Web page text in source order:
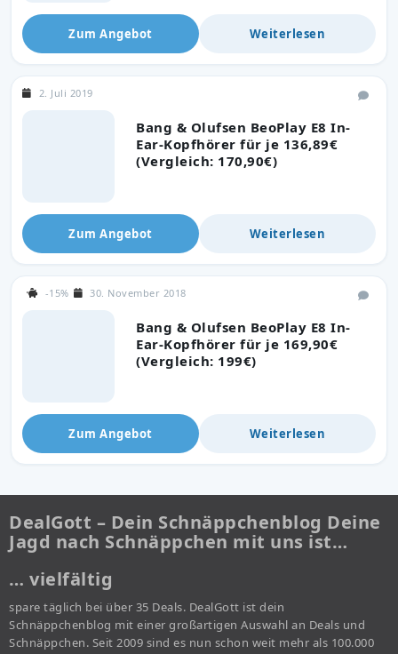
Zum Angebot Weiterlesen
Bang & Olufsen BeoPlay E8 In-
Ear-Kopfhörer für je 136,89€
(Vergleich: 170,90€)
2. Juli 2019
Zum Angebot Weiterlesen
Bang & Olufsen BeoPlay E8 In-
Ear-Kopfhörer für je 169,90€
(Vergleich: 199€)
-15% 30. November 2018
Zum Angebot Weiterlesen
DealGott – Dein Schnäppchenblog Deine
Jagd nach Schnäppchen mit uns ist…
… vielfältig
spare täglich bei über 35 Deals. DealGott ist dein
Schnäppchenblog mit einer großartigen Auswahl an Deals und
Schnäppchen. Seit 2009 sind es nun schon weit mehr als 100.000